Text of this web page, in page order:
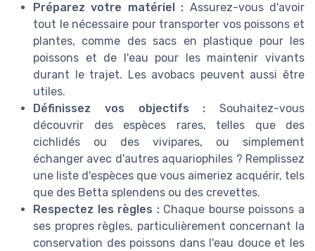
Préparez votre matériel : Assurez-vous d'avoir
tout le nécessaire pour transporter vos poissons et
plantes, comme des sacs en plastique pour les
poissons et de l'eau pour les maintenir vivants
durant le trajet. Les avobacs peuvent aussi être
utiles.
Définissez vos objectifs : Souhaitez-vous
découvrir des espèces rares, telles que des
cichlidés ou des vivipares, ou simplement
échanger avec d'autres aquariophiles ? Remplissez
une liste d'espèces que vous aimeriez acquérir, tels
que des Betta splendens ou des crevettes.
Respectez les règles :Chaque bourse poissons a
ses propres règles, particulièrement concernant la
conservation des poissons dans l'eau douce et les